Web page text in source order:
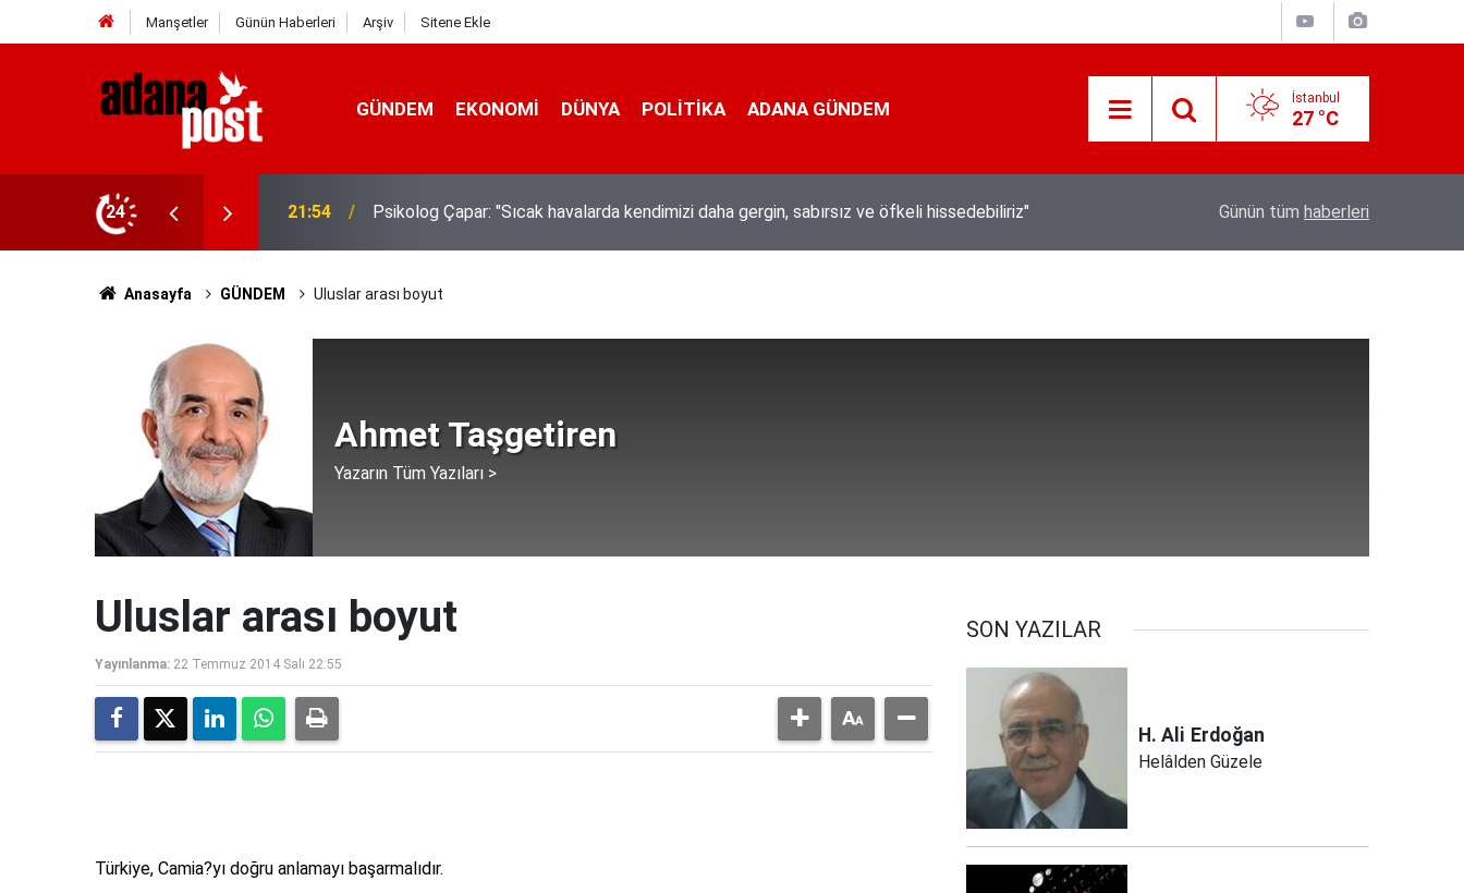
Manşetler Günün Haberleri Arşiv Sitene Ekle
GÜNDEM EKONOMI DÜNYA POLİTİKA ADANA GÜNDEM İstanbul
27 °C
24
sabırsız ve öfkeli hissedebiliriz" 21:49 Kavurucu sıcakta hem kanalda yüzdüler hem karpuz yediler
Yeni İletişim Vizyonu” başlıklı makales
Günün tüm haberleri
Anasayfa GÜNDEM Uluslar arası boyut
Ahmet Taşgetiren
Yazarın Tüm Yazıları >
Uluslar arası boyut
Yayınlanma: 22 Temmuz 2014 Salı 22:55
Türkiye, Camia?yı doğru anlamayı başarmalıdır.
SON YAZILAR
H. Ali Erdoğan
Helâlden Güzele